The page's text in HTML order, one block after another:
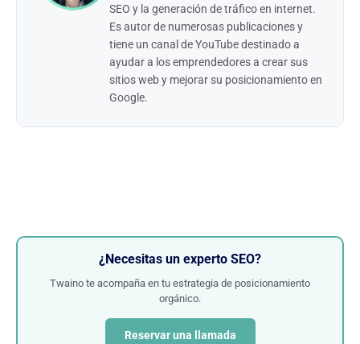
SEO y la generación de tráfico en internet.
Es autor de numerosas publicaciones y
tiene un canal de YouTube destinado a
ayudar a los emprendedores a crear sus
sitios web y mejorar su posicionamiento en
Google.
¿Necesitas un experto SEO?
Twaino te acompaña en tu estrategia de posicionamiento
orgánico.
Reservar una llamada